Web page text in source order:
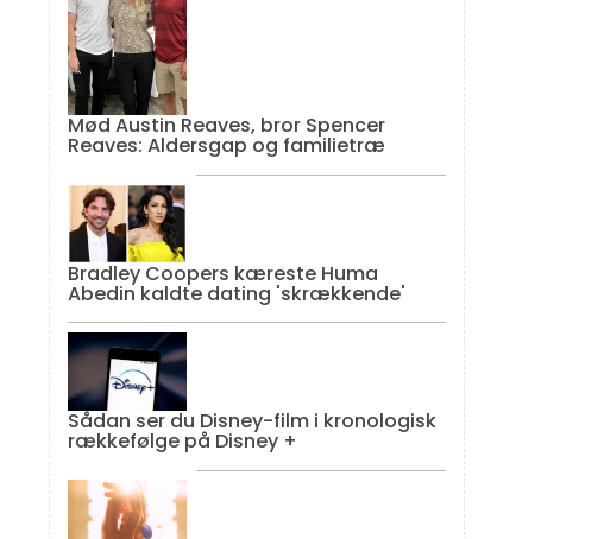
Mød Austin Reaves, bror Spencer
Reaves: Aldersgap og familietræ
Bradley Coopers kæreste Huma
Abedin kaldte dating 'skrækkende'
Sådan ser du Disney-film i kronologisk
rækkefølge på Disney +